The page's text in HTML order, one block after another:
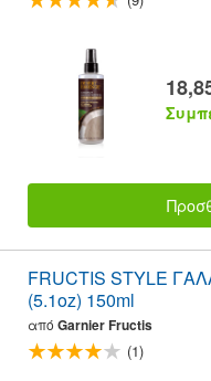
FRUCTIS STYLE
(5.1oz) 150ml
από Garnier Fructis
(1)